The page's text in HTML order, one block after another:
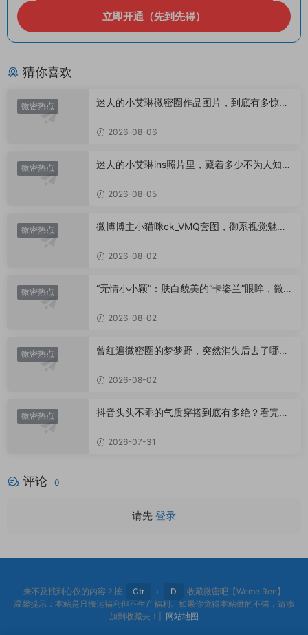
立即开通（先到先得）
猜你喜欢
微密热点
迷人的小艾琳微密圈作品图片，到底有多惊
2026-08-06
微密热点
迷人的小艾琳ins照片里，藏着多少不为人知的
2026-08-05
微密热点
微博博主小猫咪ck_VMQ套图，御系视觉魅力
2026-08-02
微密热点
“无情小小颖”：肤白貌美的“卡姿兰”眼眸，微密
2026-08-02
微密热点
曾红遍微密圈的梦梦野，突然消失后去了哪
2026-08-02
微密热点
抖音头头不乖的气质穿搭到底有多绝？看完想
2026-07-31
评论 0
请先 登录
来不及找到心仪的内容？按 Ctr + D
收藏微密吧【Weme.Ren】
温馨提示：本站是只搬运福利但不生产福利。如果你觉得本站做的不错，请添
加到收藏夹！| 网站地图